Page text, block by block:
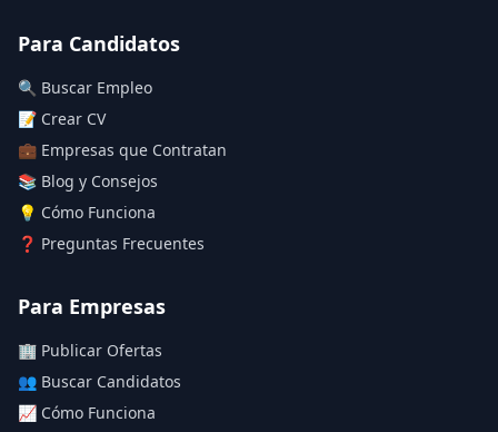
Para Candidatos
🔍 Buscar Empleo
📝 Crear CV
💼 Empresas que Contratan
📚 Blog y Consejos
💡 Cómo Funciona
❓ Preguntas Frecuentes
Para Empresas
🏢 Publicar Ofertas
👥 Buscar Candidatos
📈 Cómo Funciona